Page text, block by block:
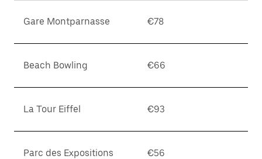
Gare Montparnasse €78
Beach Bowling €66
La Tour Eiffel €93
Parc des Expositions €56